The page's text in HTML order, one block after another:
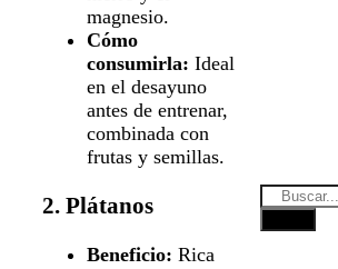
magnesio.
Cómo
consumirla: Ideal
en el desayuno
antes de entrenar,
combinada con
frutas y semillas.
2. Plátanos
Beneficio: Rica